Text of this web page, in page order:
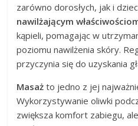
zarówno dorosłych, jak i
nawilżającym
kąpieli, pomagając w
poziomu nawilżenia skóry.
przyczynia się do uzyskania
Masaż to jedno z jej
Wykorzystywanie oliwki
zwiększa komfort zabiegu,